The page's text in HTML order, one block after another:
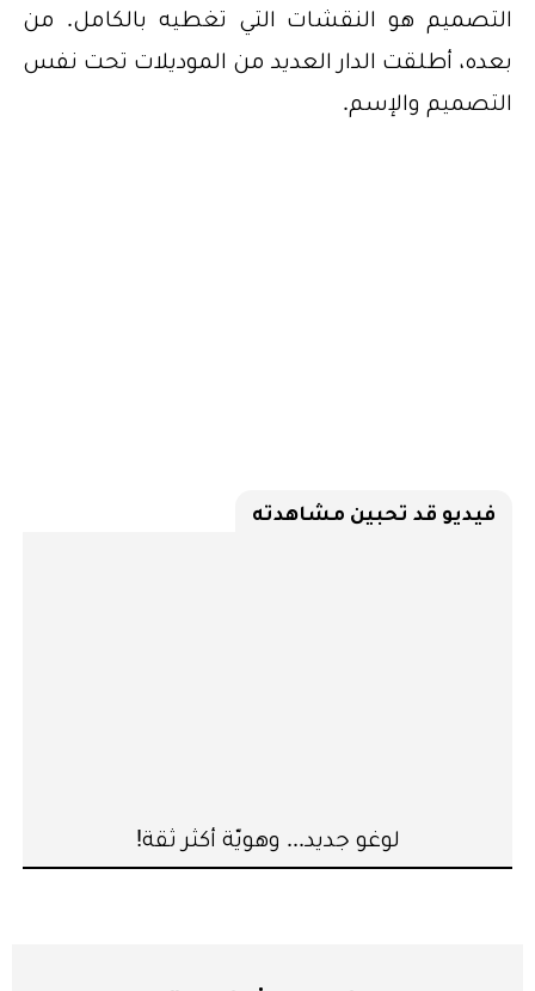
التصميم هو النقشات التي تغطيه بالكامل. من
بعده، أطلقت الدار العديد من الموديلات تحت نفس
التصميم والإسم.
فيديو قد تحبين مشاهدته
لوغو جديد... وهويّة أكثر ثقة!